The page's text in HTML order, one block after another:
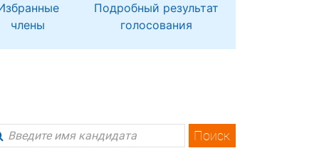
члены
Подробный результат
голосования
Поиск